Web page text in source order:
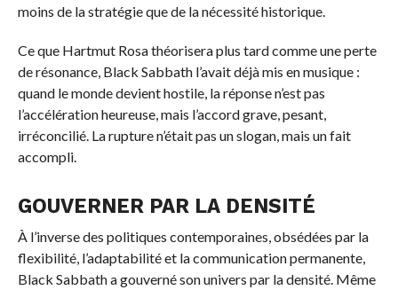
moins de la stratégie que de la nécessité historique.
Ce que Hartmut Rosa théorisera plus tard comme une perte
de résonance, Black Sabbath l’avait déjà mis en musique :
quand le monde devient hostile, la réponse n’est pas
l’accélération heureuse, mais l’accord grave, pesant,
irréconcilié. La rupture n’était pas un slogan, mais un fait
accompli.
GOUVERNER PAR LA DENSITÉ
À l’inverse des politiques contemporaines, obsédées par la
flexibilité, l’adaptabilité et la communication permanente,
Black Sabbath a gouverné son univers par la densité. Même